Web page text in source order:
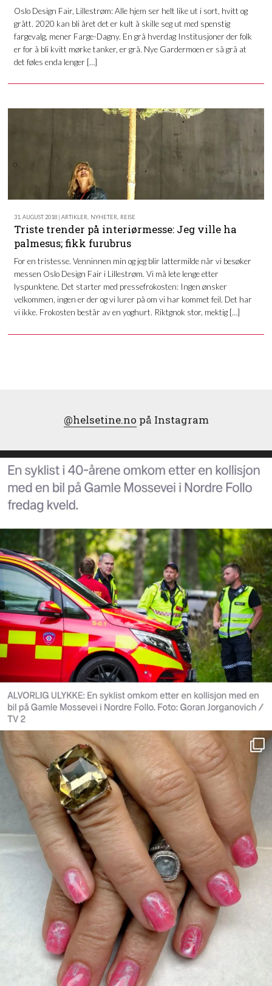
Oslo Design Fair, Lillestrøm: Alle hjem ser helt like ut i sort, hvitt og
grått. 2020 kan bli året det er kult å skille seg ut med spenstig
fargevalg, mener Farge-Dagny. En grå hverdag Institusjoner der folk
er for å bli kvitt mørke tanker, er grå. Nye Gardermoen er så grå at
det føles enda lenger […]
31. AUGUST 2018 | ARTIKLER NYHETER REISE
Triste trender på interiørmesse: Jeg ville ha
palmesus; fikk furubrus
For en tristesse. Venninnen min og jeg blir lattermilde når vi besøker
messen Oslo Design Fair i Lillestrøm. Vi må lete lenge etter
lyspunktene. Det starter med pressefrokosten: Ingen ønsker
velkommen, ingen er der og vi lurer på om vi har kommet feil. Det har
vi ikke. Frokosten består av en yoghurt. Riktgnok stor, mektig […]
@helsetine.no på Instagram